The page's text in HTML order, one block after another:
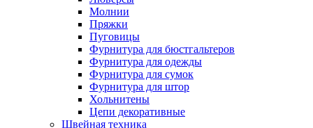
Молнии
Пряжки
Пуговицы
Фурнитура для бюстгальтеров
Фурнитура для одежды
Фурнитура для сумок
Фурнитура для штор
Хольнитены
Цепи декоративные
Швейная техника